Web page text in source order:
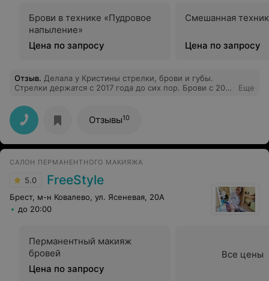
Брови в технике «Пудровое
напыление»
Цена по запросу
Смешанная
Цена по запросу
Отзыв. Делала у Кристины стрелки, брови и губы.
Стрелки держатся с 2017 года до сих пор. Брови с 2018
ложится именно по контуру ранее сделанных бровей и
держится дольше. Даже не знаю, с чем это связано.
Губки нравятся. Всем очень довольна и мастера менять
не собираюсь. Спасибо!)
Еще
Отзывы10
САЛОН ПЕРМАНЕНТНОГО МАКИЯЖА
5.0 FreeStyle
Брест, м-н Ковалево, ул. Ясеневая, 20А
до 20:00
Перманентный макияж
бровей
Цена по запросу
Все цены